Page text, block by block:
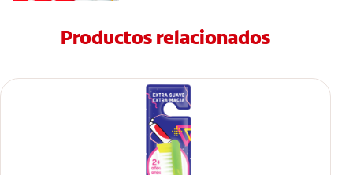
Productos relacionados